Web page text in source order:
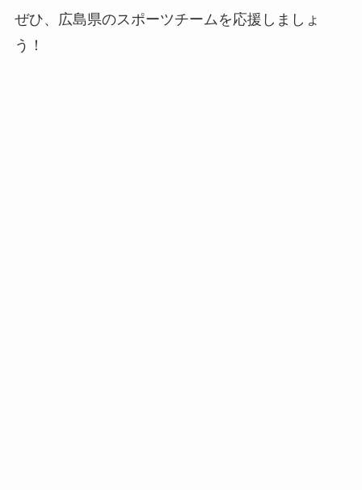
ぜひ、広島県のスポーツチームを応援しましょ
う！